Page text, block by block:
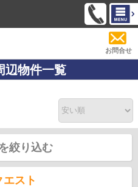
お問合せ
辺物件一覧
絞り込む
スト